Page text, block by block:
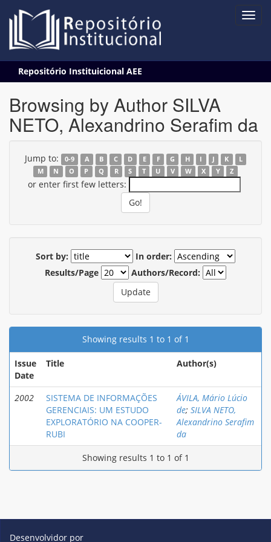
navigation
Repositório Instituicional AEE
Browsing by Author SILVA
NETO, Alexandrino Serafim da
Jump to: 0-9 A B C D E F G H I J K
L
M
N O P Q R S T U V W X Y Z
or enter first few letters:
Sort by:
In order:
Results/Page
Authors/Record:
Showing results 1 to 1 of 1
Issue
Date
Title Author(s)
2002
SISTEMA DE INFORMAÇÕES
GERENCIAIS: UM ESTUDO
EXPLORATÓRIO NA COOPER-
RUBI
ÁVILA, Mário Lúcio
de; SILVA NETO,
Alexandrino Serafim
da
Showing results 1 to 1 of 1
Desenvolvidor por